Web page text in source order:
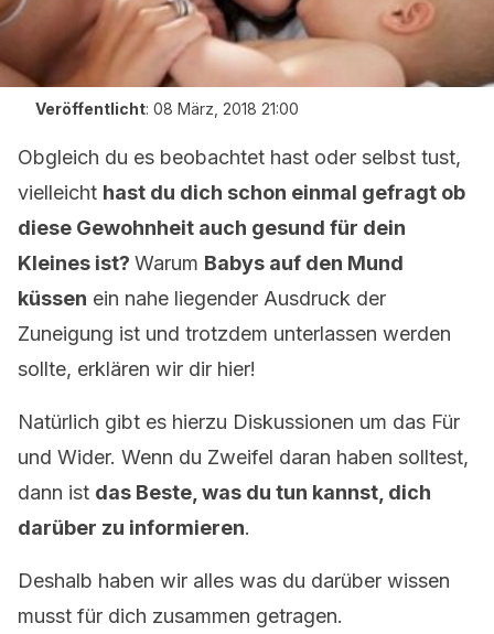
Veröffentlicht: 08 März, 2018 21:00
Obgleich du es beobachtet hast oder selbst tust,
vielleicht hast du dich schon einmal gefragt ob
diese Gewohnheit auch gesund für dein
Kleines ist? Warum Babys auf den Mund
küssen ein nahe liegender Ausdruck der
Zuneigung ist und trotzdem unterlassen werden
sollte, erklären wir dir hier!
Natürlich gibt es hierzu Diskussionen um das Für
und Wider. Wenn du Zweifel daran haben solltest,
dann ist das Beste, was du tun kannst, dich
darüber zu informieren.
Deshalb haben wir alles was du darüber wissen
musst für dich zusammen getragen.